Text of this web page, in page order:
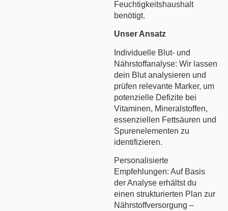
Feuchtigkeitshaushalt
benötigt.
Unser Ansatz
Individuelle Blut- und
Nährstoffanalyse: Wir lassen
dein Blut analysieren und
prüfen relevante Marker, um
potenzielle Defizite bei
Vitaminen, Mineralstoffen,
essenziellen Fettsäuren und
Spurenelementen zu
identifizieren.
Personalisierte
Empfehlungen: Auf Basis
der Analyse erhältst du
einen strukturierten Plan zur
Nährstoffversorgung –